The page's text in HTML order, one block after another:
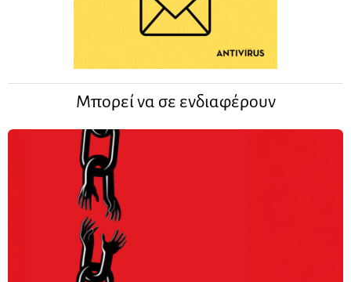
Μπορεί να σε ενδιαφέρουν